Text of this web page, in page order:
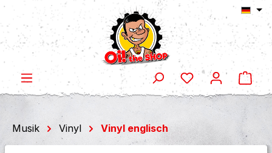
Zum Hauptinhalt springen
Musik Vinyl Vinyl englisch